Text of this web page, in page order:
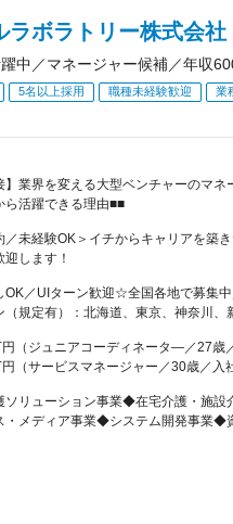
ラボラトリー株式会社
中／マネージャー候補／年収
5名以上採用 職種未経験歓迎 業
】業界を変える大型ベンチャーのマ
ら活躍できる理由■■
／未経験OK＞イチからキャリアを築
します！
／UIターン歓迎☆全国各地で募集
（規定有）：北海道、東京、神奈川、
（ジュニアコーディネータ―／27歳
（サービスマネージャー／30歳／入
リューション事業◆在宅介護・施設
・メディア事業◆システム開発事業◆